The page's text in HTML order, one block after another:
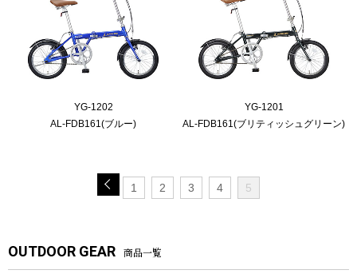
YG-1202
AL-FDB161(ブルー)
YG-1201
AL-FDB161(ブリティッシュグリーン)
1 2 3 4 5
OUTDOOR GEAR 商品一覧